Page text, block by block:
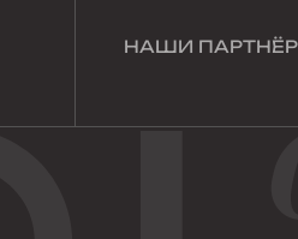
НАШИ